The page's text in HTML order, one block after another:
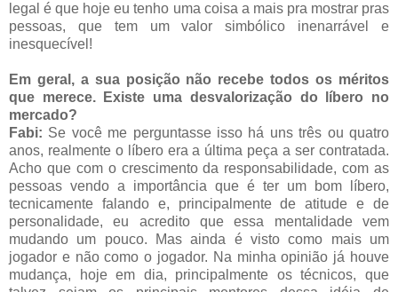
legal é que hoje eu tenho uma coisa a mais pra mostrar pras
pessoas, que tem um valor simbólico inenarrável e
inesquecível!
Em geral, a sua posição não recebe todos os méritos
que merece. Existe uma desvalorização do líbero no
mercado?
Fabi: Se você me perguntasse isso há uns três ou quatro
anos, realmente o líbero era a última peça a ser contratada.
Acho que com o crescimento da responsabilidade, com as
pessoas vendo a importância que é ter um bom líbero,
tecnicamente falando e, principalmente de atitude e de
personalidade, eu acredito que essa mentalidade vem
mudando um pouco. Mas ainda é visto como mais um
jogador e não como o jogador. Na minha opinião já houve
mudança, hoje em dia, principalmente os técnicos, que